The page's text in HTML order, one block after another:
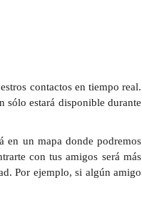
contactos en tiempo real.
sólo estará disponible durante
en un mapa donde podremos
con tus amigos será más
Por ejemplo, si algún amigo